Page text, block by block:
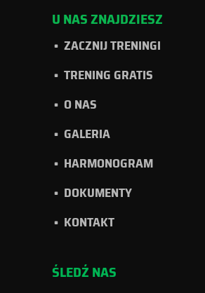
U NAS ZNAJDZIESZ
ZACZNIJ TRENINGI
TRENING GRATIS
O NAS
GALERIA
HARMONOGRAM
DOKUMENTY
KONTAKT
ŚLEDŹ NAS